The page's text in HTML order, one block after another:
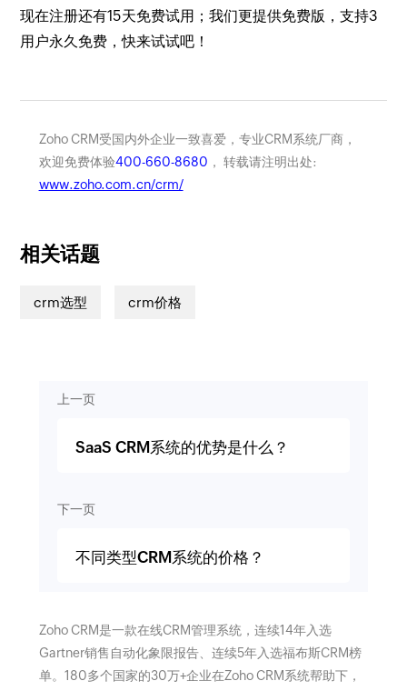
现在注册还有15天免费试用；我们更提供免费版，支持3
用户永久免费，快来试试吧！
Zoho CRM受国内外企业一致喜爱，专业CRM系统厂商，
欢迎免费体验400-660-8680 ， 转载请注明出处:
www.zoho.com.cn/crm/
相关话题
crm选型 crm价格
上一页
SaaS CRM系统的优势是什么？
下一页
不同类型CRM系统的价格？
Zoho CRM是一款在线CRM管理系统，连续14年入选
Gartner销售自动化象限报告、连续5年入选福布斯CRM榜
单。180多个国家的30万+企业在Zoho CRM系统帮助下，